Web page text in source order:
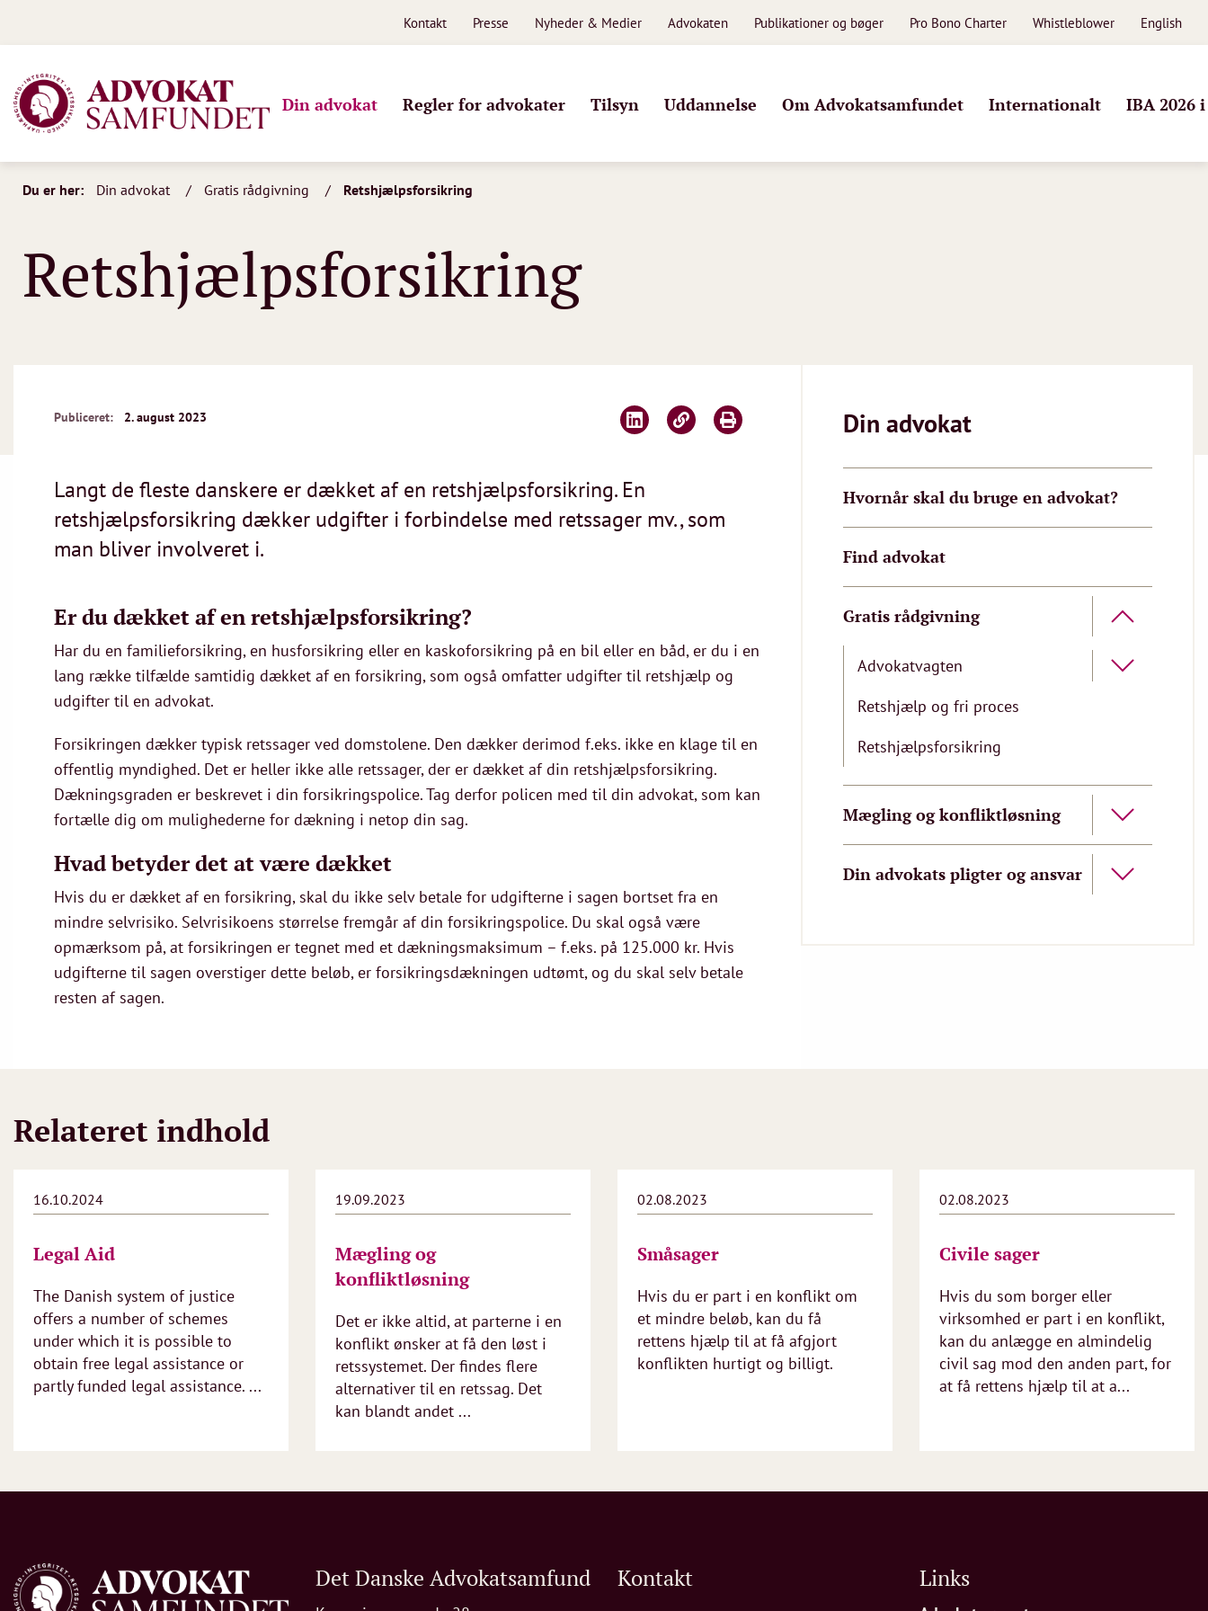
Kontakt Presse Nyheder & Medier Advokaten Publikationer og bøger Pro Bono Charter Whistleblower English
Din advokat Regler for advokater Tilsyn Uddannelse Om Advokatsamfundet Internationalt IBA 2026
Du er her: Din advokat Gratis rådgivning Retshjælpsforsikring
Retshjælpsforsikring
Publiceret: 2. august 2023
Langt de fleste danskere er dækket af en retshjælpsforsikring. En
retshjælpsforsikring dækker udgifter i forbindelse med retssager mv., som
man bliver involveret i.
Er du dækket af en retshjælpsforsikring?
Har du en familieforsikring, en husforsikring eller en kaskoforsikring på en bil eller en båd, er du i en
lang række tilfælde samtidig dækket af en forsikring, som også omfatter udgifter til retshjælp og
udgifter til en advokat.
Forsikringen dækker typisk retssager ved domstolene. Den dækker derimod f.eks. ikke en klage til en
offentlig myndighed. Det er heller ikke alle retssager, der er dækket af din retshjælpsforsikring.
Dækningsgraden er beskrevet i din forsikringspolice. Tag derfor policen med til din advokat, som kan
fortælle dig om mulighederne for dækning i netop din sag.
Hvad betyder det at være dækket
Hvis du er dækket af en forsikring, skal du ikke selv betale for udgifterne i sagen bortset fra en
mindre selvrisiko. Selvrisikoens størrelse fremgår af din forsikringspolice. Du skal også være
opmærksom på, at forsikringen er tegnet med et dækningsmaksimum – f.eks. på 125.000 kr. Hvis
udgifterne til sagen overstiger dette beløb, er forsikringsdækningen udtømt, og du skal selv betale
resten af sagen.
Din advokat
Hvornår skal du bruge en advokat?
Find advokat
Gratis rådgivning
Advokatvagten
Retshjælp og fri proces
Retshjælpsforsikring
Mægling og konfliktløsning
Din advokats pligter og ansvar
Relateret indhold
16.10.2024
Legal Aid
The Danish system of justice
offers a number of schemes
under which it is possible to
obtain free legal assistance or
partly funded legal assistance. ...
19.09.2023
Mægling og
konfliktløsning
Det er ikke altid, at parterne i en
konflikt ønsker at få den løst i
retssystemet. Der findes flere
alternativer til en retssag. Det
kan blandt andet ...
02.08.2023
Småsager
Hvis du er part i en konflikt om
et mindre beløb, kan du få
rettens hjælp til at få afgjort
konflikten hurtigt og billigt.
02.08.2023
Civile sager
Hvis du som borger eller
virksomhed er part i en konflikt,
kan du anlægge en almindelig
civil sag mod den anden part, for
at få rettens hjælp til at a...
Det Danske Advokatsamfund Kontakt Links